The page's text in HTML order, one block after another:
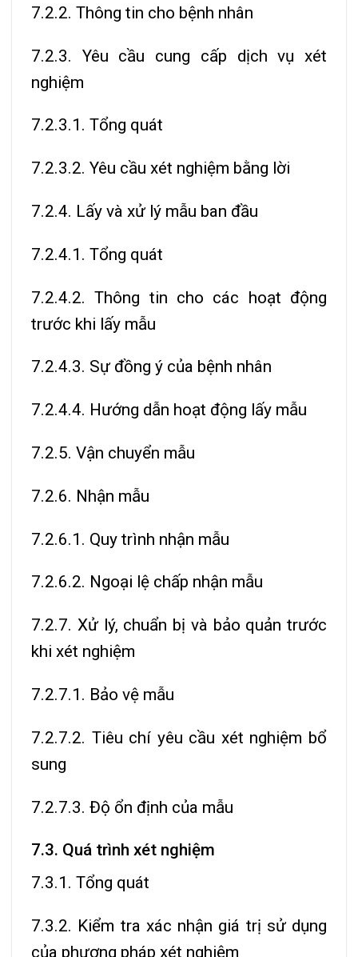
7.2.2. Thông tin cho bệnh nhân
7.2.3. Yêu cầu cung cấp dịch vụ xét
nghiệm
7.2.3.1. Tổng quát
7.2.3.2. Yêu cầu xét nghiệm bằng lời
7.2.4. Lấy và xử lý mẫu ban đầu
7.2.4.1. Tổng quát
7.2.4.2. Thông tin cho các hoạt động
trước khi lấy mẫu
7.2.4.3. Sự đồng ý của bệnh nhân
7.2.4.4. Hướng dẫn hoạt động lấy mẫu
7.2.5. Vận chuyển mẫu
7.2.6. Nhận mẫu
7.2.6.1. Quy trình nhận mẫu
7.2.6.2. Ngoại lệ chấp nhận mẫu
7.2.7. Xử lý, chuẩn bị và bảo quản trước
khi xét nghiệm
7.2.7.1. Bảo vệ mẫu
7.2.7.2. Tiêu chí yêu cầu xét nghiệm bổ
sung
7.2.7.3. Độ ổn định của mẫu
7.3. Quá trình xét nghiệm
7.3.1. Tổng quát
7.3.2. Kiểm tra xác nhận giá trị sử dụng
của phương pháp xét nghiệm